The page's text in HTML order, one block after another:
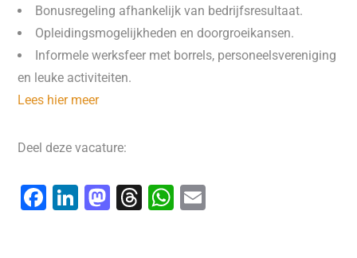
Bonusregeling afhankelijk van bedrijfsresultaat.
Opleidingsmogelijkheden en doorgroeikansen.
Informele werksfeer met borrels, personeelsvereniging
en leuke activiteiten.
Lees hier meer
Deel deze vacature:
F
Li M T
W